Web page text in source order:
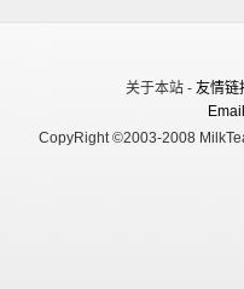
关于本站 - 友情链
CopyRight ©2003-2008